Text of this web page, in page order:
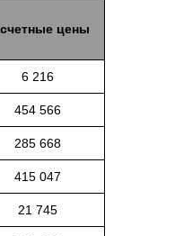
цены
6 216
454 566
285 668
415 047
21 745